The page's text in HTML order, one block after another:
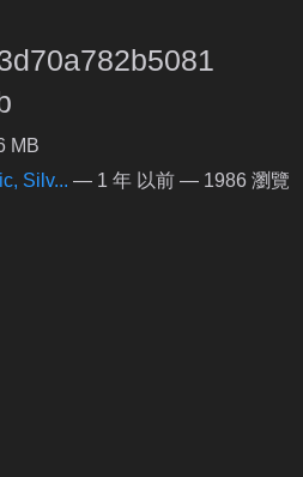
MB
Silv... — 1 年 以前 — 1986 瀏覽